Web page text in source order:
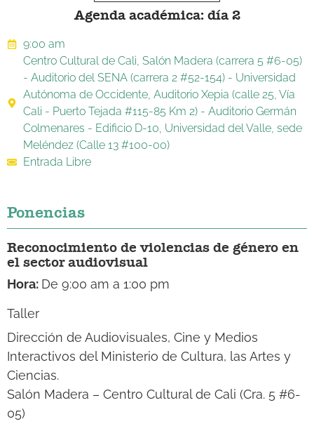
Agenda académica: día 2
9:00 am
Centro Cultural de Cali, Salón Madera (carrera 5 #6-05)
- Auditorio del SENA (carrera 2 #52-154) - Universidad
Autónoma de Occidente, Auditorio Xepia (calle 25, Vía
Cali - Puerto Tejada #115-85 Km 2) - Auditorio Germán
Colmenares - Edificio D-10, Universidad del Valle, sede
Meléndez (Calle 13 #100-00)
Entrada Libre
Ponencias
Reconocimiento de violencias de género en
el sector audiovisual
Hora: De 9:00 am a 1:00 pm
Taller
Dirección de Audiovisuales, Cine y Medios
Interactivos del Ministerio de Cultura, las Artes y
Ciencias.
Salón Madera – Centro Cultural de Cali (Cra. 5 #6-
05)